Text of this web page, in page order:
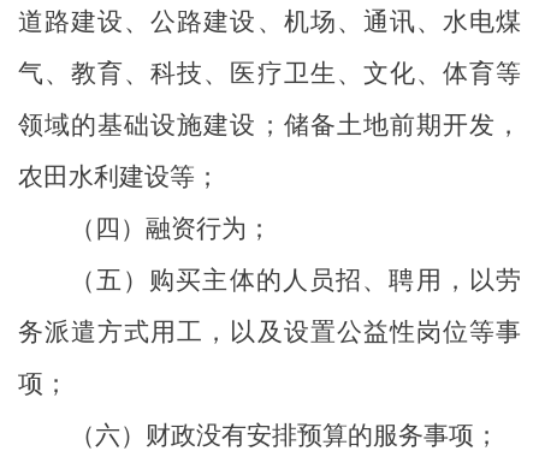
道路建设、公路建设、机场、通讯、水电煤
气、教育、科技、医疗卫生、文化、体育等
领域的基础设施建设；储备土地前期开发，
农田水利建设等；
（四）融资行为；
（五）购买主体的人员招、聘用，以劳
务派遣方式用工，以及设置公益性岗位等事
项；
（六）财政没有安排预算的服务事项；